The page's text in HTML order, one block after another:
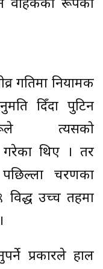
वाहकको रूपका
गतिमा नियामक
दिँदा पुटिन
त्यसको
गरेका थिए । तर
चरणका
उच्च तहमा
प्रकारले हाल